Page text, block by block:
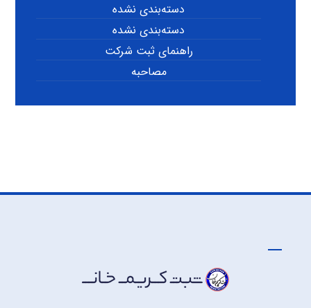
دسته‌بندی نشده
دسته‌بندی نشده
راهنمای ثبت شرکت
مصاحبه